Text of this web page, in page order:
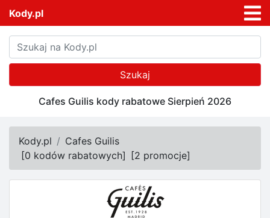
Kody.pl
Szukaj
Cafes Guilis kody rabatowe Sierpień 2026
Kody.pl
Cafes Guilis
[0 kodów rabatowych] [2 promocje]